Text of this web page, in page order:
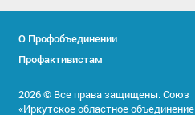
О Профобъединении
Профактивистам
2026 © Все права защищены. Союз
«Иркутское областное объединение